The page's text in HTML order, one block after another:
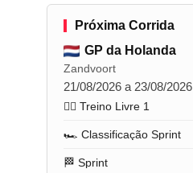
Próxima Corrida
GP da Holanda
Zandvoort
21/08/2026 a 23/08/2026
🏋️‍♂️ Treino Livre 1
🏎️ Classificação Sprint
🏁 Sprint